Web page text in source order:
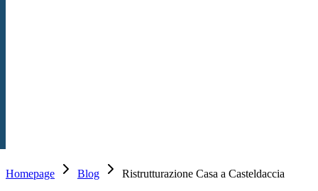
Homepage Blog
Ristrutturazione Casa a Casteldaccia